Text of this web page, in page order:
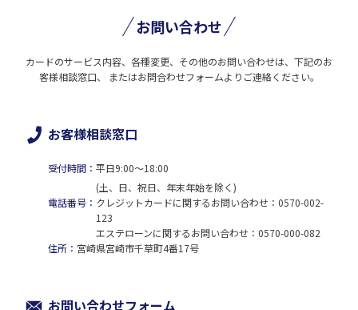
お問い合わせ
カードのサービス内容、各種変更、その他のお問い合わせは、下記のお
客様相談窓口、
またはお問合わせフォームよりご連絡ください。
お客様相談窓口
受付時間： 平日9:00～18:00
(土、日、祝日、年末年始を除く)
電話番号： クレジットカードに関するお問い合わせ： 0570-002-
123
エステローンに関するお問い合わせ： 0570-000-082
住所： 宮崎県宮崎市千草町4番17号
お問い合わせフォーム